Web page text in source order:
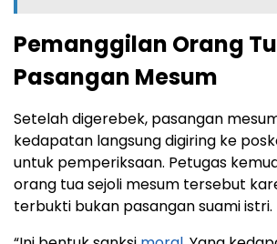
Pemanggilan Orang
Pasangan Mesum
Setelah digerebek, pasangan
kedapatan langsung digiring ke
untuk pemperiksaan. Petugas
orang tua sejoli mesum tersebut
terbukti bukan pasangan suami istri.